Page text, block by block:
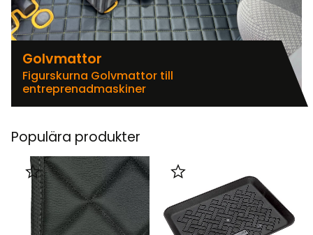
Golvmattor
Figurskurna Golvmattor till
entreprenadmaskiner
Populära produkter
Lägg till i favoriter Lägg till i favoriter